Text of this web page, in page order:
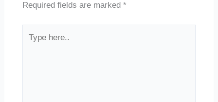
Required fields are marked *
here..